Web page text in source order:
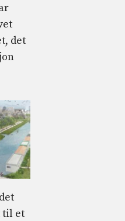
det
til et